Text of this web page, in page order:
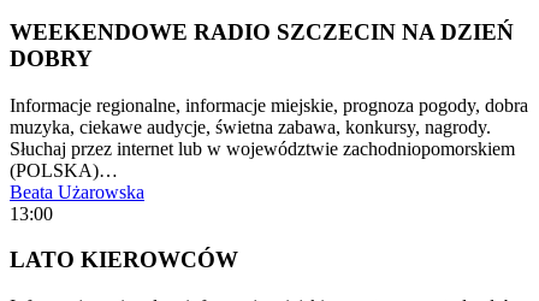
WEEKENDOWE RADIO SZCZECIN NA DZIEŃ
DOBRY
Informacje regionalne, informacje miejskie, prognoza pogody, dobra
muzyka, ciekawe audycje, świetna zabawa, konkursy, nagrody.
Słuchaj przez internet lub w województwie zachodniopomorskiem
(POLSKA)…
Beata Użarowska
13:00
LATO KIEROWCÓW